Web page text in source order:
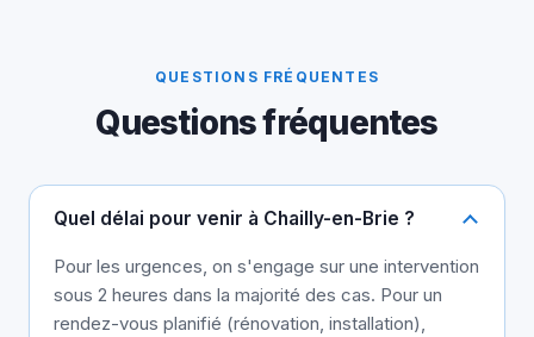
QUESTIONS FRÉQUENTES
Questions fréquentes
Quel délai pour venir à Chailly-en-Brie ?
Pour les urgences, on s'engage sur une intervention
sous 2 heures dans la majorité des cas. Pour un
rendez-vous planifié (rénovation, installation),